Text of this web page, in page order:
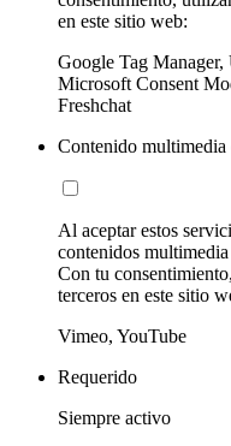
en este sitio web:
Google Tag
Microsoft Consent
Freshchat
Contenido multimedia
Al aceptar estos
contenidos
Con tu
terceros en este sitio
Vimeo, YouTube
Requerido
Siempre activo